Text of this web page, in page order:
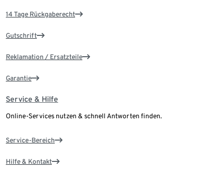
14 Tage Rückgaberecht
Gutschrift
Reklamation / Ersatzteile
Garantie
Service & Hilfe
Online-Services nutzen & schnell Antworten finden.
Service-Bereich
Hilfe & Kontakt